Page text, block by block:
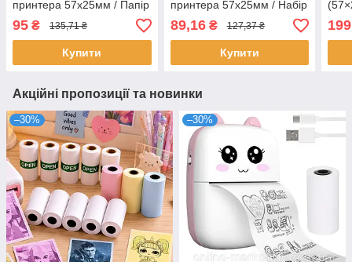
принтера 57х25мм / Папір
для термопринтера /
Папір для міні принтера /
Термопапір для друку
95 ₴ 135,71 ₴
Купити
принтера 57х25мм / Набір
кольорового паперу для
термопринтера / Папір
для міні принтера
89,16₴ 127,37 ₴
Купити
Акційні пропозиції та новинки
–30% –30%